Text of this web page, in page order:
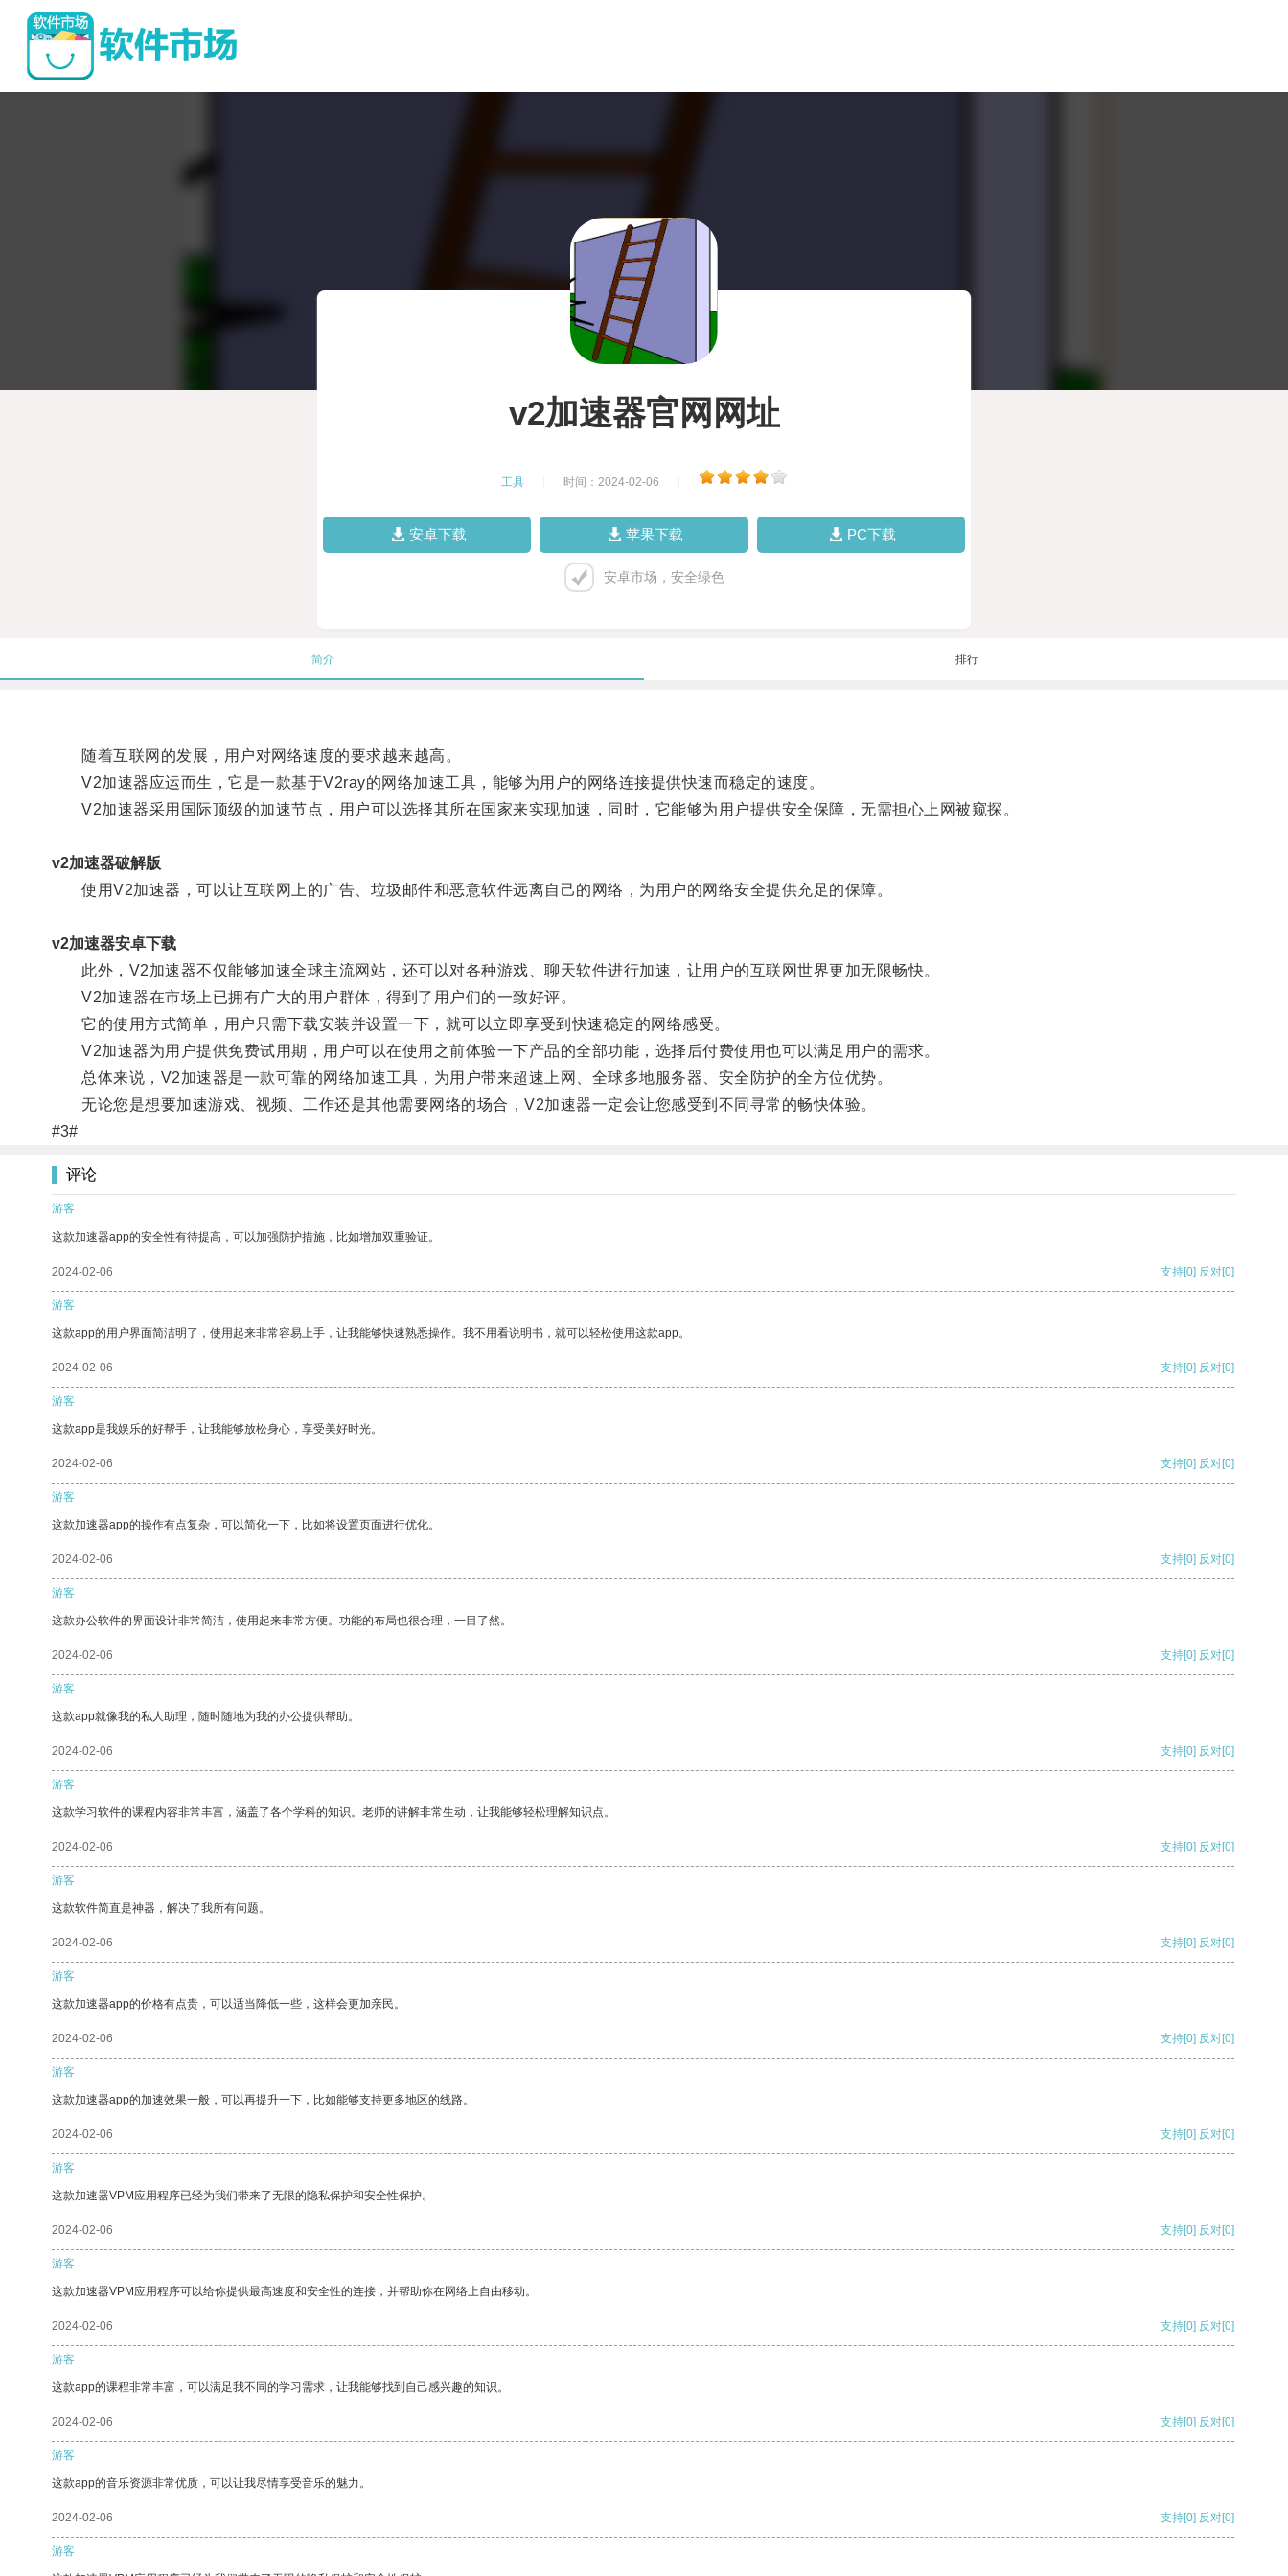
v2加速器官网网址
工具 时间：2024-02-06
安卓下载 苹果下载 PC下载
安卓市场，安全绿色
简介 排行
随着互联网的发展，用户对网络速度的要求越来越高。
V2加速器应运而生，它是一款基于V2ray的网络加速工具，能够为用户的网络连接提供快速而稳定的速度。
V2加速器采用国际顶级的加速节点，用户可以选择其所在国家来实现加速，同时，它能够为用户提供安全保障，无需担心上网被窥探。
v2加速器破解版
使用V2加速器，可以让互联网上的广告、垃圾邮件和恶意软件远离自己的网络，为用户的网络安全提供充足的保障。
v2加速器安卓下载
此外，V2加速器不仅能够加速全球主流网站，还可以对各种游戏、聊天软件进行加速，让用户的互联网世界更加无限畅快。
V2加速器在市场上已拥有广大的用户群体，得到了用户们的一致好评。
它的使用方式简单，用户只需下载安装并设置一下，就可以立即享受到快速稳定的网络感受。
V2加速器为用户提供免费试用期，用户可以在使用之前体验一下产品的全部功能，选择后付费使用也可以满足用户的需求。
总体来说，V2加速器是一款可靠的网络加速工具，为用户带来超速上网、全球多地服务器、安全防护的全方位优势。
无论您是想要加速游戏、视频、工作还是其他需要网络的场合，V2加速器一定会让您感受到不同寻常的畅快体验。
#3#
评论
游客
这款加速器app的安全性有待提高，可以加强防护措施，比如增加双重验证。
2024-02-06 支持[0] 反对[0]
游客
这款app的用户界面简洁明了，使用起来非常容易上手，让我能够快速熟悉操作。我不用看说明书，就可以轻松使用这款app。
2024-02-06 支持[0] 反对[0]
游客
这款app是我娱乐的好帮手，让我能够放松身心，享受美好时光。
2024-02-06 支持[0] 反对[0]
游客
这款加速器app的操作有点复杂，可以简化一下，比如将设置页面进行优化。
2024-02-06 支持[0] 反对[0]
游客
这款办公软件的界面设计非常简洁，使用起来非常方便。功能的布局也很合理，一目了然。
2024-02-06 支持[0] 反对[0]
游客
这款app就像我的私人助理，随时随地为我的办公提供帮助。
2024-02-06 支持[0] 反对[0]
游客
这款学习软件的课程内容非常丰富，涵盖了各个学科的知识。老师的讲解非常生动，让我能够轻松理解知识点。
2024-02-06 支持[0] 反对[0]
游客
这款软件简直是神器，解决了我所有问题。
2024-02-06 支持[0] 反对[0]
游客
这款加速器app的价格有点贵，可以适当降低一些，这样会更加亲民。
2024-02-06 支持[0] 反对[0]
游客
这款加速器app的加速效果一般，可以再提升一下，比如能够支持更多地区的线路。
2024-02-06 支持[0] 反对[0]
游客
这款加速器VPM应用程序已经为我们带来了无限的隐私保护和安全性保护。
2024-02-06 支持[0] 反对[0]
游客
这款加速器VPM应用程序可以给你提供最高速度和安全性的连接，并帮助你在网络上自由移动。
2024-02-06 支持[0] 反对[0]
游客
这款app的课程非常丰富，可以满足我不同的学习需求，让我能够找到自己感兴趣的知识。
2024-02-06 支持[0] 反对[0]
游客
这款app的音乐资源非常优质，可以让我尽情享受音乐的魅力。
2024-02-06 支持[0] 反对[0]
游客